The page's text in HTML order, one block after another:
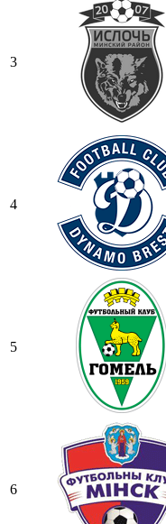
3
4
5
6